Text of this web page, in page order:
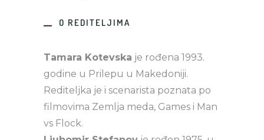
O REDITELJIMA
Tamara Kotevska je rođena 1993.
godine u Prilepu u Makedoniji.
Rediteljka je i scenarista poznata po
filmovima Zemlja meda, Games i Man
vs Flock.